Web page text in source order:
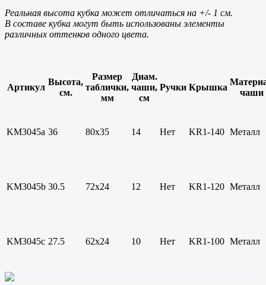
Реальная высота кубка может отличаться на +/- 1 см.
В составе кубка могут быть использованы элементы
различных оттенков одного цвета.
Артикул
Высота,
см.
Размер
таблички,
мм
Диам.
чаши,
см
Ручки Крышка
чаши
KM3045a 36 80x35 14 Нет KR1-140 Металл
KM3045b 30.5 72х24 12 Нет KR1-120 Металл
KM3045c 27.5 62х24 10 Нет KR1-100 Металл